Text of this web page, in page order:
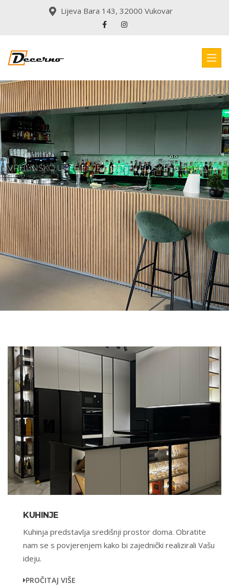
Lijeva Bara 143, 32000 Vukovar
10 GODINA ISKUSTVA
VRHUNSKO UREĐENJE UGOSTITELJSKIH OBEJKATA
VAŠE IDEJE PRETVARAMO
U STVARNOST.
ZATRAŽI PONUDU
KUHINJE
Kuhinja predstavlja središnji prostor doma. Obratite
nam se s povjerenjem kako bi zajednički realizirali Vašu
ideju.
PROČITAJ VIŠE